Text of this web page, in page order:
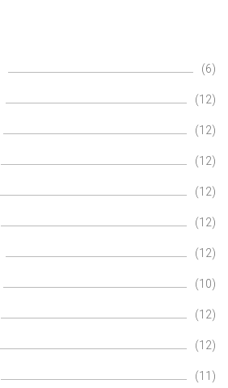
(6)
(12)
(12)
(12)
(12)
(12)
(12)
(10)
(12)
(12)
(11)